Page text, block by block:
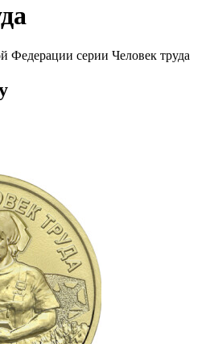
Федерации серии Человек труда